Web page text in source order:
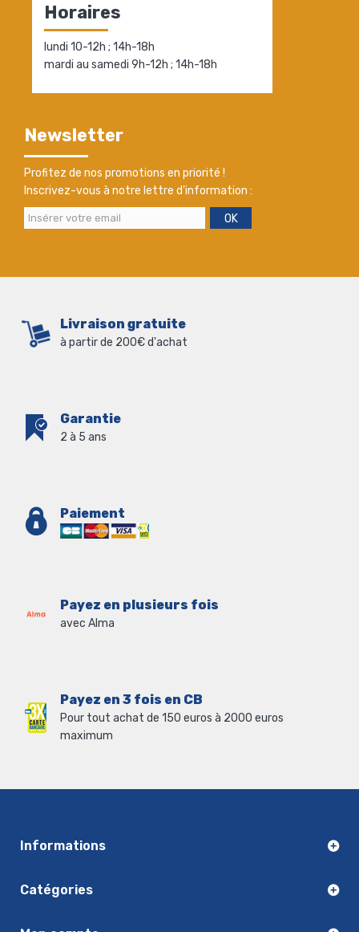
Horaires
lundi 10-12h ; 14h-18h
mardi au samedi 9h-12h ; 14h-18h
Newsletter
Profitez de nos promotions en priorité !
Inscrivez-vous à notre lettre d'information :
OK
Livraison gratuite
à partir de 200€ d'achat
Garantie
2 à 5 ans
Paiement
Payez en plusieurs fois
avec Alma
Payez en 3 fois en CB
Pour tout achat de 150 euros à 2000 euros
maximum
Informations
Catégories